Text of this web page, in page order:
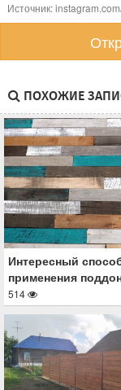
Источник:
ПОХОЖИЕ
Интересный
применения
514